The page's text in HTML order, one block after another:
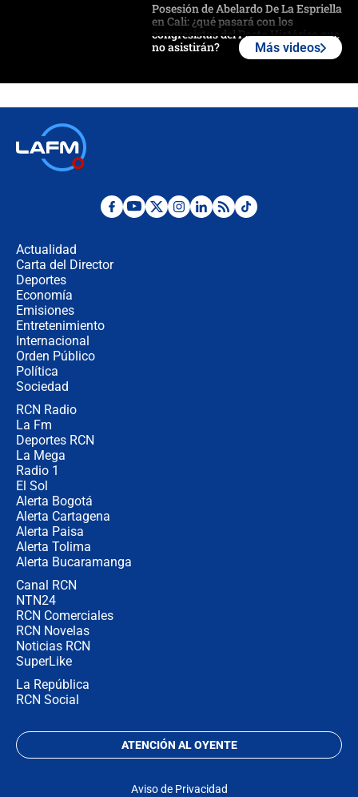
Posesión de Abelardo De La Espriella
en Cali: ¿qué pasará con los
congresistas del Pacto Histórico que
no asistirán?
¿Por qué De la Espriella gobernará
Más videos
Actualidad
Carta del Director
Deportes
Economía
Emisiones
Entretenimiento
Internacional
Orden Público
Política
Sociedad
RCN Radio
La Fm
Deportes RCN
La Mega
Radio 1
El Sol
Alerta Bogotá
Alerta Cartagena
Alerta Paisa
Alerta Tolima
Alerta Bucaramanga
Canal RCN
NTN24
RCN Comerciales
RCN Novelas
Noticias RCN
SuperLike
La República
RCN Social
ATENCIÓN AL OYENTE
Aviso de Privacidad